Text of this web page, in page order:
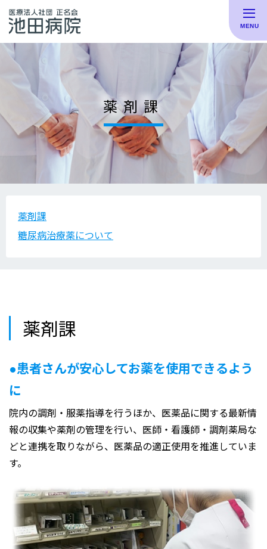
薬剤課
薬剤課
糖尿病治療薬について
薬剤課
●患者さんが安心してお薬を使用できるよう
に
院内の調剤・服薬指導を行うほか、医薬品に関する最新情
報の収集や薬剤の管理を行い、医師・看護師・調剤薬局な
どと連携を取りながら、医薬品の適正使用を推進していま
す。